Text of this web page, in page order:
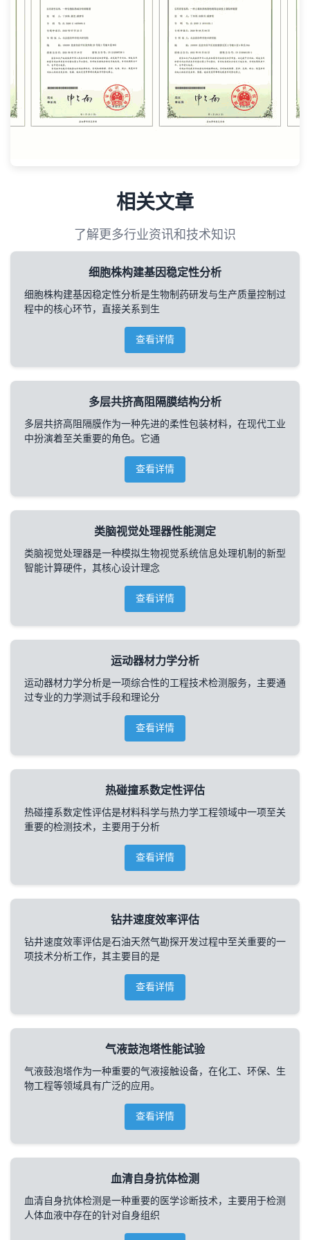
相关文章
了解更多行业资讯和技术知识
细胞株构建基因稳定性分析
细胞株构建基因稳定性分析是生物制药研发与生产质量控制过
程中的核心环节，直接关系到生
查看详情
多层共挤高阻隔膜结构分析
多层共挤高阻隔膜作为一种先进的柔性包装材料，在现代工业
中扮演着至关重要的角色。它通
查看详情
类脑视觉处理器性能测定
类脑视觉处理器是一种模拟生物视觉系统信息处理机制的新型
智能计算硬件，其核心设计理念
查看详情
运动器材力学分析
运动器材力学分析是一项综合性的工程技术检测服务，主要通
过专业的力学测试手段和理论分
查看详情
热碰撞系数定性评估
热碰撞系数定性评估是材料科学与热力学工程领域中一项至关
重要的检测技术，主要用于分析
查看详情
钻井速度效率评估
钻井速度效率评估是石油天然气勘探开发过程中至关重要的一
项技术分析工作，其主要目的是
查看详情
气液鼓泡塔性能试验
气液鼓泡塔作为一种重要的气液接触设备，在化工、环保、生
物工程等领域具有广泛的应用。
查看详情
血清自身抗体检测
血清自身抗体检测是一种重要的医学诊断技术，主要用于检测
人体血液中存在的针对自身组织